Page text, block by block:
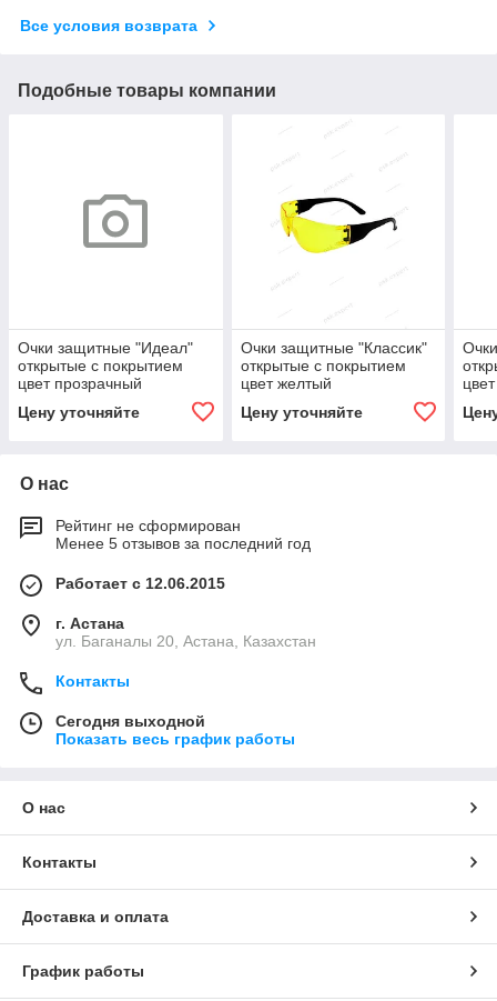
Все условия возврата
Подобные товары компании
Очки защитные "Идеал"
открытые с покрытием
цвет прозрачный
Цену уточняйте
Очки защитные "Классик"
открытые с покрытием
цвет желтый
Цену уточняйте
О нас
Рейтинг не сформирован
Менее 5 отзывов за последний год
Работает с 12.06.2015
г. Астана
ул. Баганалы 20, Астана, Казахстан
Контакты
Сегодня выходной
Показать весь график работы
О нас
Контакты
Доставка и оплата
График работы